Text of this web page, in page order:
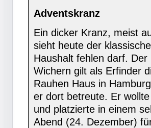
Adventskranz
Ein dicker Kranz, meist
sieht heute der
Haushalt fehlen darf.
Wichern gilt als Erfinder
Rauhen Haus in
er dort betreute. Er
und platzierte in einem
Abend (24. Dezember)